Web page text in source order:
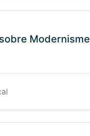
Modernisme